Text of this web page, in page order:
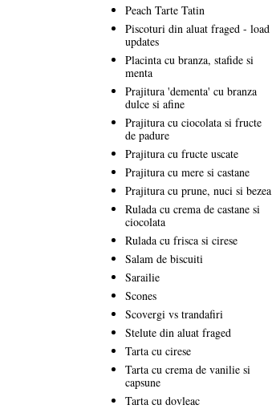
Peach Tarte Tatin
Piscoturi din aluat fraged - load
updates
Placinta cu branza, stafide si
menta
Prajitura 'dementa' cu branza
dulce si afine
Prajitura cu ciocolata si fructe
de padure
Prajitura cu fructe uscate
Prajitura cu mere si castane
Prajitura cu prune, nuci si bezea
Rulada cu crema de castane si
ciocolata
Rulada cu frisca si cirese
Salam de biscuiti
Sarailie
Scones
Scovergi vs trandafiri
Stelute din aluat fraged
Tarta cu cirese
Tarta cu crema de vanilie si
capsune
Tarta cu dovleac